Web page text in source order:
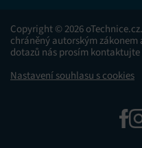
Copyright © 2026
chráněný autorským zákonem
dotazů nás prosím kontaktujte
Nastavení souhlasu s cookies